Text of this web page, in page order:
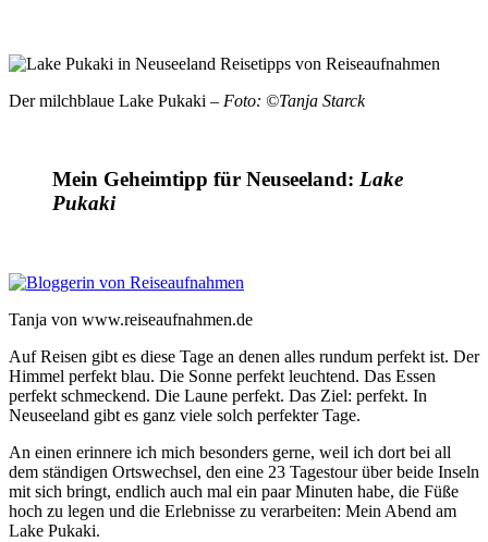
Der milchblaue Lake Pukaki – Foto: ©Tanja Starck
Mein Geheimtipp für Neuseeland: Lake
Pukaki
Tanja von www.reiseaufnahmen.de
Auf Reisen gibt es diese Tage an denen alles rundum perfekt ist. Der
Himmel perfekt blau. Die Sonne perfekt leuchtend. Das Essen
perfekt schmeckend. Die Laune perfekt. Das Ziel: perfekt. In
Neuseeland gibt es ganz viele solch perfekter Tage.
An einen erinnere ich mich besonders gerne, weil ich dort bei all
dem ständigen Ortswechsel, den eine 23 Tagestour über beide Inseln
mit sich bringt, endlich auch mal ein paar Minuten habe, die Füße
hoch zu legen und die Erlebnisse zu verarbeiten: Mein Abend am
Lake Pukaki.